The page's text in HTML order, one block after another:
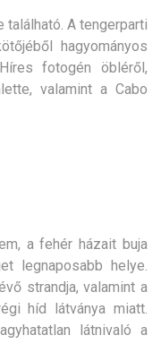
található. A tengerparti
hagyományos
fotogén öbléről,
valamint a Cabo
a fehér házait buja
legnaposabb helye.
strandja, valamint a
híd látványa miatt.
látnivaló a